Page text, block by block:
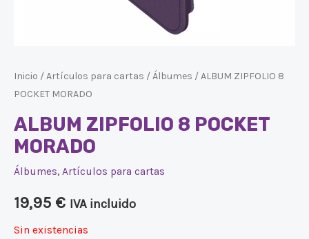
Inicio /Artículos para cartas /Álbumes / ALBUM ZIPFOLIO 8
POCKET MORADO
ALBUM ZIPFOLIO 8 POCKET
MORADO
Álbumes, Artículos para cartas
19,95 € IVA incluido
Sin existencias